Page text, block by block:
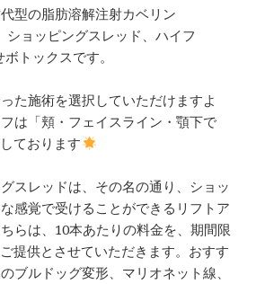
型の脂肪溶解注射カベリン
ョッピングスレッド、ハイフ
トックスです。
た施術を選択していただけますよ
は「頬・フェイスライン・顎下で
ております
スレッドは、その名の通り、ショッ
感覚で受けることができるリフトア
らは、10本あたりの料金を、期間限
提供とさせていただきます。おすす
ブルドッグ変形、マリオネット線、